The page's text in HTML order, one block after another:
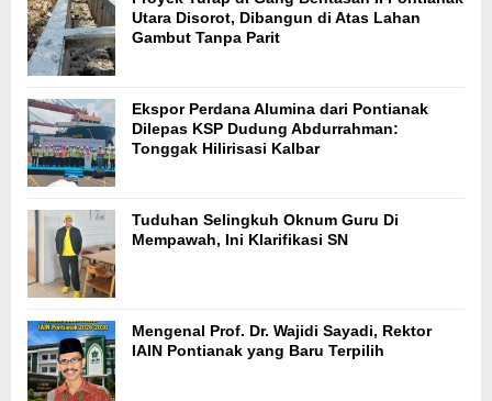
Utara Disorot, Dibangun di Atas Lahan
Gambut Tanpa Parit
Ekspor Perdana Alumina dari Pontianak
Dilepas KSP Dudung Abdurrahman:
Tonggak Hilirisasi Kalbar
Tuduhan Selingkuh Oknum Guru Di
Mempawah, Ini Klarifikasi SN
Mengenal Prof. Dr. Wajidi Sayadi, Rektor
IAIN Pontianak yang Baru Terpilih